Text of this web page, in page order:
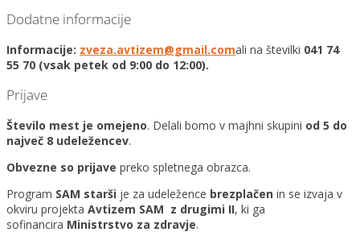
Dodatne informacije
Informacije: zveza.avtizem@gmail.comali na številki 041 74
55 70 (vsak petek od 9:00 do 12:00).
Prijave
Število mest je omejeno. Delali bomo v majhni skupini od 5 do
največ 8 udeležencev.
Obvezne so prijave preko spletnega obrazca.
Program SAM starši je za udeležence brezplačen in se izvaja v
okviru projekta Avtizem SAM z drugimi II, ki ga
sofinancira Ministrstvo za zdravje.